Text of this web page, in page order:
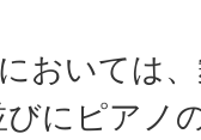
おいては
びにピアノ